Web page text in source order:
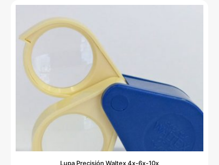
Lupa Precisión Waltex 4x-6x-10x